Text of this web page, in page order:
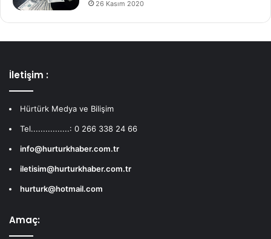
26 Kasım 2020
İletişim :
Hürtürk Medya ve Bilişim
Tel................: 0 266 338 24 66
info@hurturkhaber.com.tr
iletisim@hurturkhaber.com.tr
hurturk@hotmail.com
Amaç: